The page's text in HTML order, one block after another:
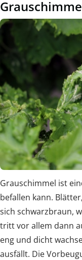
Grauschimmel ist
befallen kann.
sich schwarzbraun,
tritt vor allem dann
eng und dicht
ausfällt. Die